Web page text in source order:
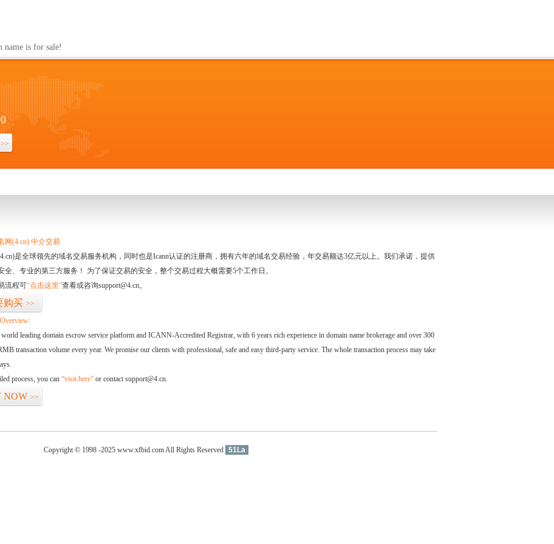
is for sale!
>>
网(4.cn) 中介交易
是全球领先的域名交易服务机构，同时也是Icann认证的注册商，拥有六年的域名交易经验，年交易额达3亿元以上。我们承诺，提供
全、专业的第三方服务！ 为了保证交易的安全，整个交易过程大概需要5个工作日。
流程可“点击这里”查看或咨询support@4.cn。
购买 >>
world leading domain escrow service platform and ICANN-Accredited Registrar, with 6 years rich experience in domain name brokerage and over 300
transaction volume every year. We promise our clients with professional, safe and easy third-party service. The whole transaction process may take
process, you can “visit here” or contact support@4.cn.
NOW >>
Copyright © 1998 -2025 www.xfbid.com All Rights Reserved 51La